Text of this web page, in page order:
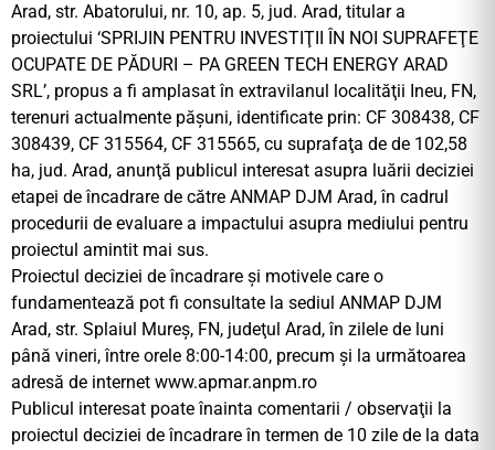
Arad, str. Abatorului, nr. 10, ap. 5, jud. Arad, titular a
proiectului ‘SPRIJIN PENTRU INVESTIŢII ÎN NOI SUPRAFEŢE
OCUPATE DE PĂDURI – PA GREEN TECH ENERGY ARAD
SRL’, propus a fi amplasat în extravilanul localităţii Ineu, FN,
terenuri actualmente păşuni, identificate prin: CF 308438, CF
308439, CF 315564, CF 315565, cu suprafaţa de de 102,58
ha, jud. Arad, anunţă publicul interesat asupra luării deciziei
etapei de încadrare de către ANMAP DJM Arad, în cadrul
procedurii de evaluare a impactului asupra mediului pentru
proiectul amintit mai sus.
Proiectul deciziei de încadrare şi motivele care o
fundamentează pot fi consultate la sediul ANMAP DJM
Arad, str. Splaiul Mureş, FN, judeţul Arad, în zilele de luni
până vineri, între orele 8:00-14:00, precum şi la următoarea
adresă de internet www.apmar.anpm.ro
Publicul interesat poate înainta comentarii / observaţii la
proiectul deciziei de încadrare în termen de 10 zile de la data